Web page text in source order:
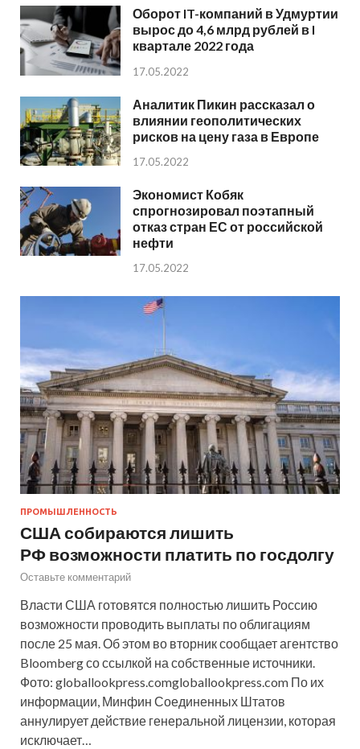
Оборот IT-компаний в Удмуртии
вырос до 4,6 млрд рублей в I
квартале 2022 года
17.05.2022
Аналитик Пикин рассказал о
влиянии геополитических
рисков на цену газа в Европе
17.05.2022
Экономист Кобяк
спрогнозировал поэтапный
отказ стран ЕС от российской
нефти
17.05.2022
ПРОМЫШЛЕННОСТЬ
США собираются лишить
РФ возможности платить по госдолгу
Оставьте комментарий
Власти США готовятся полностью лишить Россию
возможности проводить выплаты по облигациям
после 25 мая. Об этом во вторник сообщает агентство
Bloomberg со ссылкой на собственные источники.
Фото: globallookpress.comgloballookpress.com По их
информации, Минфин Соединенных Штатов
аннулирует действие генеральной лицензии, которая
исключает…